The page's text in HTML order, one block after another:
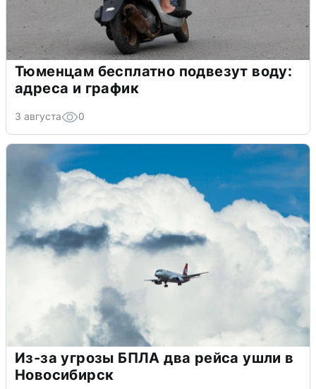
Тюменцам бесплатно подвезут воду:
адреса и график
3 августа 0
Из-за угрозы БПЛА два рейса ушли в
Новосибирск